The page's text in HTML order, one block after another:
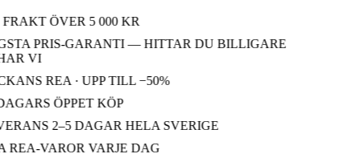
ÖVER 5 000 KR
PRIS-GARANTI — HITTAR DU BILLIGARE
VI
REA · UPP TILL −50%
ÖPPET KÖP
2–5 DAGAR HELA SVERIGE
VAROR VARJE DAG